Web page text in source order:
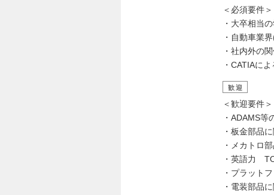
＜必須要件＞
・大卒相当
・自動車業
・社内外の
・CATIAに
歓迎
＜歓迎要件＞
・ADAMS等
・板金部品
・メカトロ
・英語力
・プラット
・電装部品